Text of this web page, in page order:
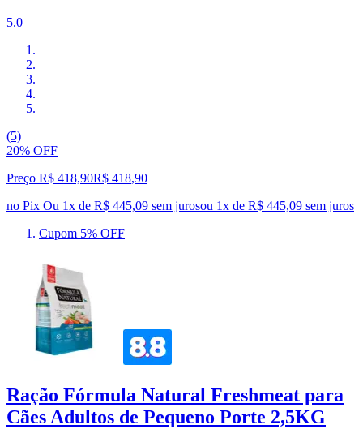
5.0
(5)
20% OFF
Preço R$ 418,90R$ 418,90
no Pix Ou 1x de R$ 445,09 sem jurosou 1x de R$ 445,09 sem juros
Cupom 5% OFF
Ração Fórmula Natural Freshmeat para
Cães Adultos de Pequeno Porte 2,5KG